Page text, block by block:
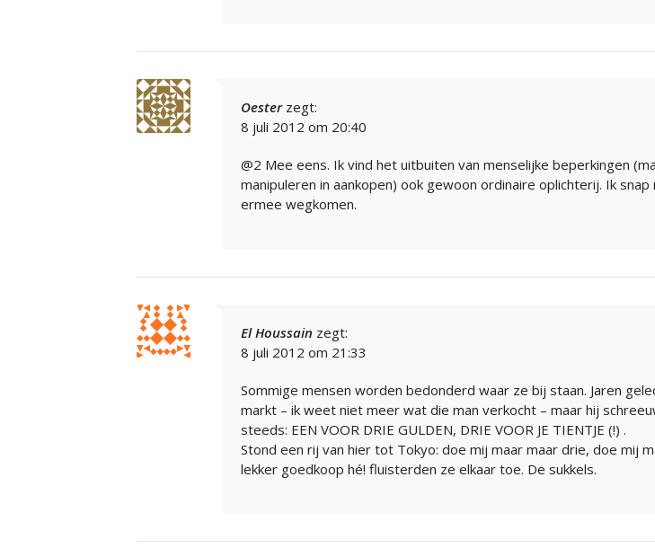
Oester zegt:
8 juli 2012 om 20:40
@2 Mee eens. Ik vind het uitbuiten van menselijke beperkingen
manipuleren in aankopen) ook gewoon ordinaire oplichterij. Ik
ermee wegkomen.
El Houssain zegt:
8 juli 2012 om 21:33
Sommige mensen worden bedonderd waar ze bij staan. Jaren
markt – ik weet niet meer wat die man verkocht – maar hij
steeds: EEN VOOR DRIE GULDEN, DRIE VOOR JE TIENTJE (!) .
Stond een rij van hier tot Tokyo: doe mij maar maar drie, doe mij
lekker goedkoop hé! fluisterden ze elkaar toe. De sukkels.